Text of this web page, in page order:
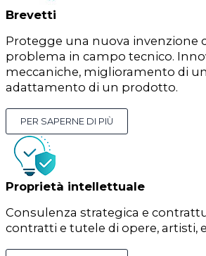
Brevetti
Protegge una nuova invenzione
problema in campo tecnico.
meccaniche, miglioramento di
adattamento di un prodotto.
PER SAPERNE DI PIÙ
Proprietà intellettuale
Consulenza strategica e
contratti e tutele di opere, artisti,